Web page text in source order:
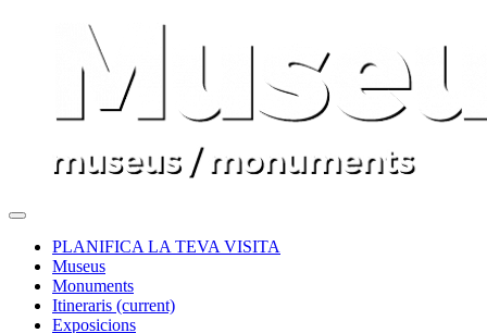
PLANIFICA LA TEVA VISITA
Museus
Monuments
Itineraris (current)
Exposicions